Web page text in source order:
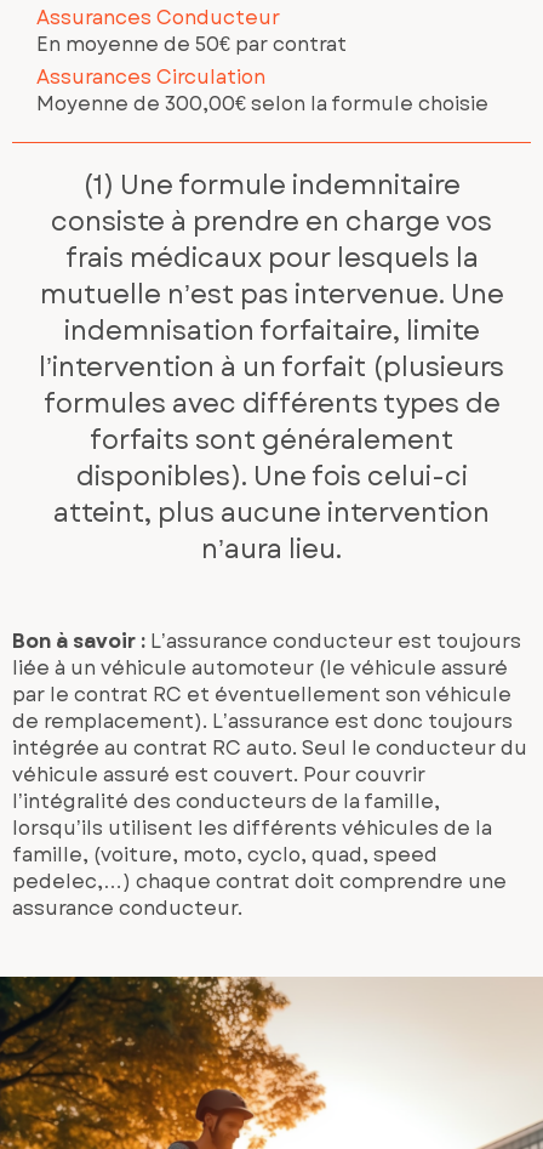
Assurances Conducteur
En moyenne de 50€ par contrat
Assurances Circulation
Moyenne de 300,00€ selon la formule choisie
(1) Une formule indemnitaire
consiste à prendre en charge vos
frais médicaux pour lesquels la
mutuelle n’est pas intervenue. Une
indemnisation forfaitaire, limite
l’intervention à un forfait (plusieurs
formules avec différents types de
forfaits sont généralement
disponibles). Une fois celui-ci
atteint, plus aucune intervention
n’aura lieu.
Bon à savoir : L’assurance conducteur est toujours
liée à un véhicule automoteur (le véhicule assuré
par le contrat RC et éventuellement son véhicule
de remplacement). L’assurance est donc toujours
intégrée au contrat RC auto. Seul le conducteur du
véhicule assuré est couvert. Pour couvrir
l’intégralité des conducteurs de la famille,
lorsqu’ils utilisent les différents véhicules de la
famille, (voiture, moto, cyclo, quad, speed
pedelec,…) chaque contrat doit comprendre une
assurance conducteur.